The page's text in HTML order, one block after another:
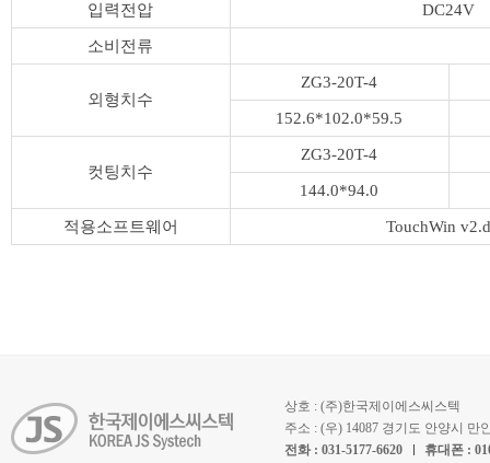
입력전압 DC24V
소비전류
외형치수
ZG3-20T-4
152.6*102.0*59.5
컷팅치수
ZG3-20T-4
144.0*94.0
적용소프트웨어 TouchWin
상호 : (주)한국제이에스씨스텍
주소 : (우) 14087 경기도 안양시 만
전화 : 031-5177-6620
휴대폰 :